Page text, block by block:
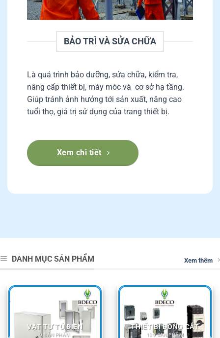
BẢO TRÌ VÀ SỬA CHỮA
Là quá trình bảo dưỡng, sửa chữa, kiểm tra,
nâng cấp thiết bị, máy móc và cơ sở hạ tầng.
Giúp tránh ảnh hưởng tới sản xuất, nâng cao
tuổi thọ, giá trị sử dụng của trang thiết bị.
Xem chi tiết
DANH MỤC SẢN PHẨM Xem thêm
DÂY CÁP ĐIỆN
12 SẢN PHẨM
THANG MÁNG CÁP
19 SẢN PHẨM